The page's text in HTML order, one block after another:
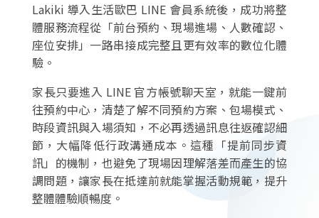
Lakiki 導入生活歐巴 LINE 會員系統後，成功將整
體服務流程從「前台預約、現場進場、人數確認、
座位安排」一路串接成完整且更有效率的數位化體
驗。
家長只要進入 LINE 官方帳號聊天室，就能一鍵前
往預約中心，清楚了解不同預約方案、包場模式、
時段資訊與入場須知，不必再透過訊息往返確認細
節，大幅降低行政溝通成本。這種「提前同步資
訊」的機制，也避免了現場因理解落差而產生的協
調問題，讓家長在抵達前就能掌握活動規範，提升
整體體驗順暢度。